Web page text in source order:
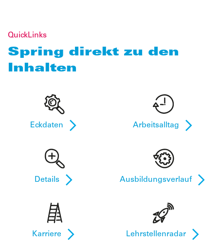
QuickLinks
Spring direkt zu den
Inhalten
Eckdaten Arbeitsalltag
Details Ausbildungsverlauf
Karriere Lehrstellenradar